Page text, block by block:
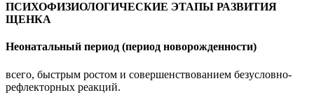
ПСИХОФИЗИОЛОГИЧЕСКИЕ ЭТАПЫ РАЗВИТИЯ
ЩЕНКА
Неонатальный период (период новорожденности)
всего, быстрым ростом и совершенствованием безусловно-
рефлекторных реакций.